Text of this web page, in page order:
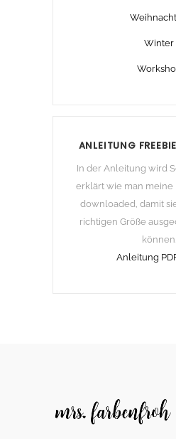
Winter
ANLEITUNG
In der Anleitung wird
erklärt wie man meine
downloaded, damit
richtigen Größe
können.
Anleitung